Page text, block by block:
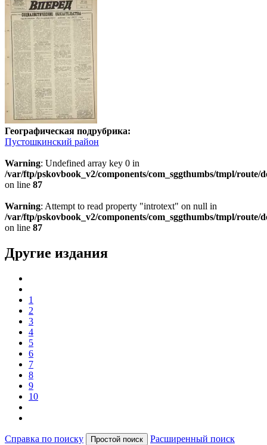
Географическая подрубрика:
Пустошкинский район
Warning: Undefined array key 0 in
/var/ftp/pskovbook_v2/components/com_sggthumbs/tmpl/route/
on line 87
Warning: Attempt to read property "introtext" on null in
/var/ftp/pskovbook_v2/components/com_sggthumbs/tmpl/route/
on line 87
Другие издания
1
2
3
4
5
6
7
8
9
10
Справка по поиску
Расширенный поиск